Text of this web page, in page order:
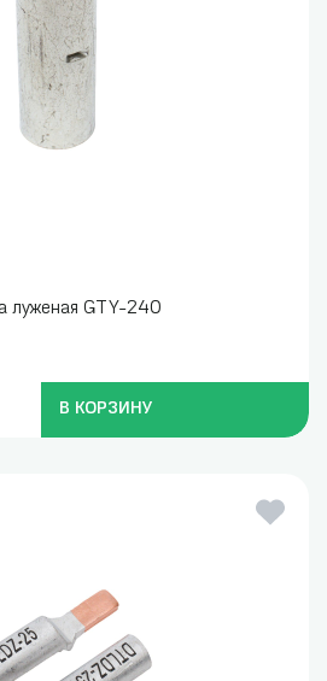
луженая GTY-240
В КОРЗИНУ